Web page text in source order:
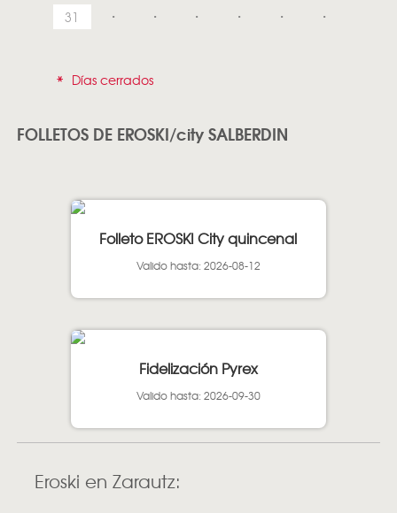
31
* Días cerrados
FOLLETOS DE EROSKI/city SALBERDIN
Folleto EROSKI City quincenal
Valido hasta: 2026-08-12
Fidelización Pyrex
Valido hasta: 2026-09-30
Eroski en Zarautz: